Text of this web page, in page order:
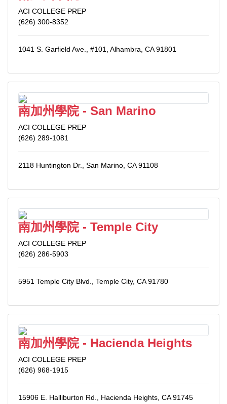
ACI COLLEGE PREP
(626) 300-8352
1041 S. Garfield Ave., #101, Alhambra, CA 91801
南加州學院 - San Marino
ACI COLLEGE PREP
(626) 289-1081
2118 Huntington Dr., San Marino, CA 91108
南加州學院 - Temple City
ACI COLLEGE PREP
(626) 286-5903
5951 Temple City Blvd., Temple City, CA 91780
南加州學院 - Hacienda Heights
ACI COLLEGE PREP
(626) 968-1915
15906 E. Halliburton Rd., Hacienda Heights, CA 91745